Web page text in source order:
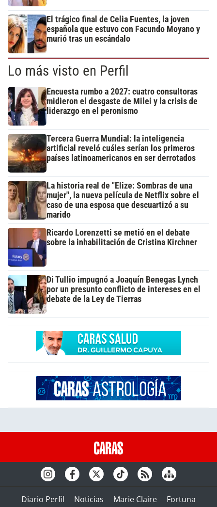
El trágico final de Celia Fuentes, la joven
española que estuvo con Facundo Moyano y
murió tras un escándalo
Lo más visto en Perfil
Encuesta rumbo a 2027: cuatro consultoras
midieron el desgaste de Milei y la crisis de
liderazgo en el peronismo
Tercera Guerra Mundial: la inteligencia
artificial reveló cuáles serían los primeros
países latinoamericanos en ser derrotados
La historia real de "Elize: Sombras de una
mujer", la nueva película de Netflix sobre el
caso de una esposa que descuartizó a su
marido
Ricardo Lorenzetti se metió en el debate
sobre la inhabilitación de Cristina Kirchner
Di Tullio impugnó a Joaquín Benegas Lynch
por un presunto conflicto de intereses en el
debate de la Ley de Tierras
Diario Perfil Noticias Marie Claire Fortuna